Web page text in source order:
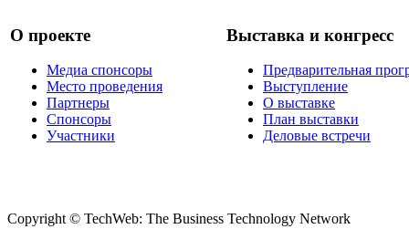
О проекте
Медиа спонсоры
Место проведения
Партнеры
Спонсоры
Участники
Выставка и конгресс
Предварительная
Выступление
О выставке
План выставки
Деловые встречи
Copyright © TechWeb: The Business Technology Network